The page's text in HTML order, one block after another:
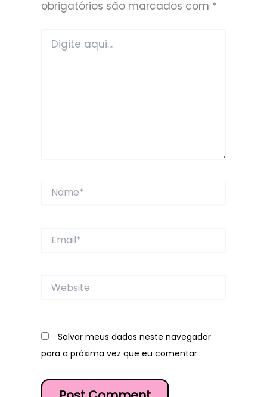
obrigatórios são marcados com *
aqui...
Website
Salvar meus dados neste navegador
para a próxima vez que eu comentar.